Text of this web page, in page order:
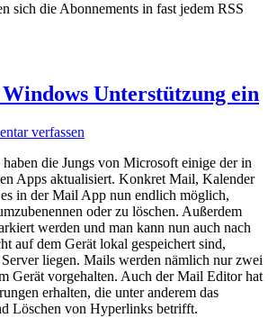
sich die Abonnements in fast jedem RSS
Unterstützung ein
verfassen
die Jungs von Microsoft einige der in
Apps aktualisiert. Konkret Mail, Kalender
in der Mail App nun endlich möglich,
oder zu löschen. Außerdem
werden und man kann nun auch nach
auf dem Gerät lokal gespeichert sind,
liegen. Mails werden nämlich nur zwei
Gerät vorgehalten. Auch der Mail Editor hat
erhalten, die unter anderem das
Löschen von Hyperlinks betrifft.